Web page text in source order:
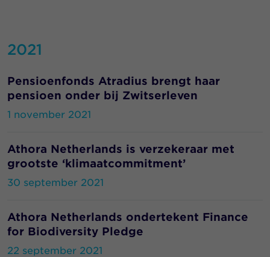
2021
Pensioenfonds Atradius brengt haar
pensioen onder bij Zwitserleven
1 november 2021
Athora Netherlands is verzekeraar met
grootste ‘klimaatcommitment’
30 september 2021
Athora Netherlands ondertekent Finance
for Biodiversity Pledge
22 september 2021